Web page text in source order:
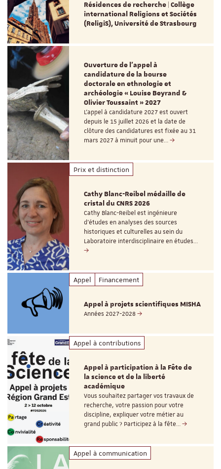
Résidences de recherche | Collège
international Religions et Sociétés
(ReligiS), Université de Strasbourg
Ouverture de l'appel à
candidature de la bourse
doctorale en ethnologie et
archéologie « Louise Beyrand &
Olivier Toussaint » 2027
L’appel à candidature 2027 est ouvert
depuis le 15 juillet 2026 et la date de
clôture des candidatures est fixée au 31
mars 2027 à minuit pour une…
Prix et distinction
Cathy Blanc-Reibel médaille de
cristal du CNRS 2026
Cathy Blanc-Reibel est ingénieure
d’études en analyses des sources
historiques et culturelles au sein du
Laboratoire interdisciplinaire en études…
Appel Financement
Appel à projets scientifiques MISHA
Années 2027-2028
Appel à contributions
Appel à participation à la Fête de
la science et de la liberté
académique
Vous souhaitez partager vos travaux de
recherche, votre passion pour votre
discipline, expliquer votre métier au
grand public ? Participez à la fête…
Appel à communication